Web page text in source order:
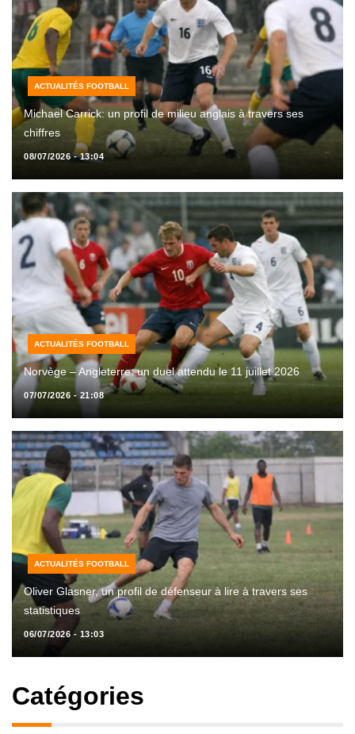
ACTUALITÉS FOOTBALL
Michael Carrick: un profil de milieu anglais à travers ses
chiffres
08/07/2026 - 13:04
ACTUALITÉS FOOTBALL
Norvège – Angleterre: un duel attendu le 11 juillet 2026
07/07/2026 - 21:08
ACTUALITÉS FOOTBALL
Oliver Glasner, un profil de défenseur à lire à travers ses
statistiques
06/07/2026 - 13:03
Catégories